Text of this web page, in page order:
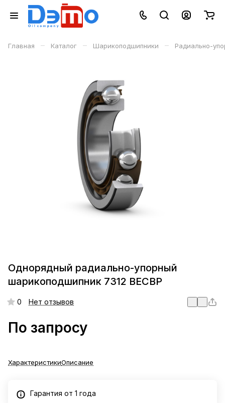
Главная – Каталог – Шарикоподшипники – Радиально-
Однорядный радиально-упорный
шарикоподшипник 7312 BECBP
0 Нет отзывов
По запросу
ХарактеристикиОписание
Гарантия от 1 года